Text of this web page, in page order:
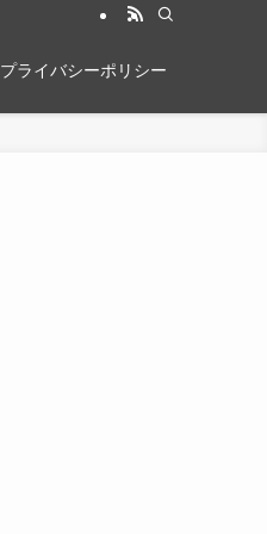
プライバシーポリシー